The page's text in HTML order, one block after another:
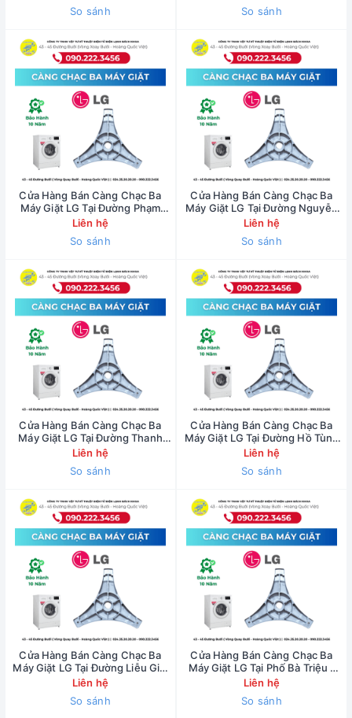
So sánh
So sánh
Cửa Hàng Bán Càng Chạc Ba
Máy Giặt LG Tại Đường Phạm
Hùng - 0902223456
Liên hệ
So sánh
Cửa Hàng Bán Càng Chạc Ba
Máy Giặt LG Tại Đường Nguyễn
Xiển - 0902223456
Liên hệ
So sánh
Cửa Hàng Bán Càng Chạc Ba
Máy Giặt LG Tại Đường Thanh
Niên - 0902223456
Liên hệ
So sánh
Cửa Hàng Bán Càng Chạc Ba
Máy Giặt LG Tại Đường Hồ Tùng
Mậu - 0902223456
Liên hệ
So sánh
Cửa Hàng Bán Càng Chạc Ba
Máy Giặt LG Tại Đường Liễu Giai
- 0902223456
Liên hệ
So sánh
Cửa Hàng Bán Càng Chạc Ba
Máy Giặt LG Tại Phố Bà Triệu -
0902223456
Liên hệ
So sánh